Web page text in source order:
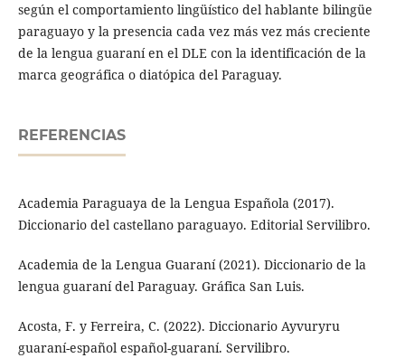
según el comportamiento lingüístico del hablante bilingüe
paraguayo y la presencia cada vez más vez más creciente
de la lengua guaraní en el DLE con la identificación de la
marca geográfica o diatópica del Paraguay.
REFERENCIAS
Academia Paraguaya de la Lengua Española (2017).
Diccionario del castellano paraguayo. Editorial Servilibro.
Academia de la Lengua Guaraní (2021). Diccionario de la
lengua guaraní del Paraguay. Gráfica San Luis.
Acosta, F. y Ferreira, C. (2022). Diccionario Ayvuryru
guaraní-español español-guaraní. Servilibro.